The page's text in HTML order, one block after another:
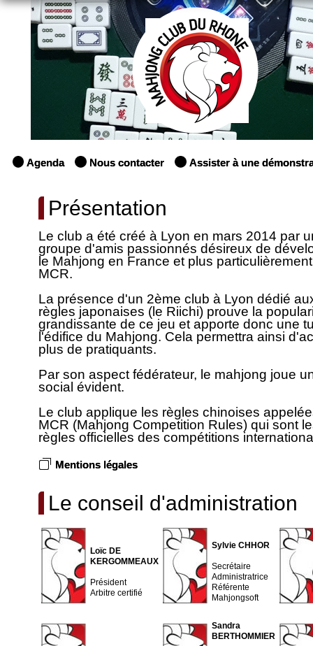
Agenda Nous contacter Assister à une
Présentation
Le club a été créé à Lyon en mars 2014 par
groupe d'amis passionnés désireux de
le Mahjong en France et plus
MCR.
La présence d'un 2ème club à Lyon dédié
règles japonaises (le Riichi) prouve la
grandissante de ce jeu et apporte donc une
l'édifice du Mahjong. Cela permettra ainsi
plus de pratiquants.
Par son aspect fédérateur, le mahjong joue
social évident.
Le club applique les règles chinoises
MCR (Mahjong Competition Rules) qui sont
règles officielles des compétitions
Mentions légales
Le conseil d'administration
Loïc DE
KERGOMMEAUX
Président
Arbitre certifié
Sylvie CHHOR
Secrétaire
Administratrice
Référente
Mahjongsoft
Sandra
BERTHOMMIER